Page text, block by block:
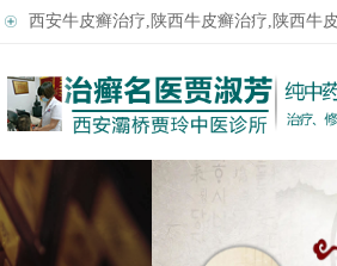
西安牛皮癣治疗,陕西牛皮癣治疗,陕西牛